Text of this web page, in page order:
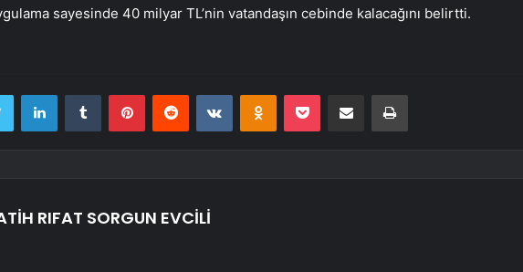
sayesinde 40 milyar TL’nin vatandaşın cebinde kalacağını belirtti.
Twitter LinkedInTumblr PinterestReddit VKontakteOdnoklassniki
Pocket E-Posta ile paylaş Yazdır
RIFAT SORGUN EVCİLİ